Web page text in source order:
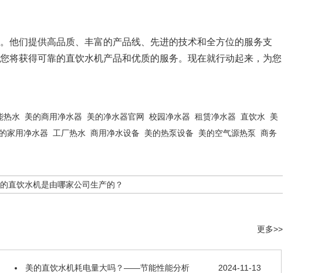
他们提供高品质、丰富的产品线、先进的技术和全方位的服务支
将获得可靠的直饮水机产品和优质的服务。现在就行动起来，为您
热水 美的商用净水器 美的净水器官网 校园净水器 租赁净水器 直饮水
美
家用净水器 工厂热水 商用净水设备 美的热泵设备 美的空气源热泵 商务
直饮水机是由哪家公司生产的？
更多>>
2024-11-13
美的直饮水机耗电量大吗？——节能性能分析